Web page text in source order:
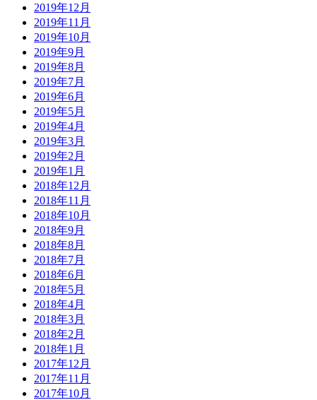
2019年12月
2019年11月
2019年10月
2019年9月
2019年8月
2019年7月
2019年6月
2019年5月
2019年4月
2019年3月
2019年2月
2019年1月
2018年12月
2018年11月
2018年10月
2018年9月
2018年8月
2018年7月
2018年6月
2018年5月
2018年4月
2018年3月
2018年2月
2018年1月
2017年12月
2017年11月
2017年10月